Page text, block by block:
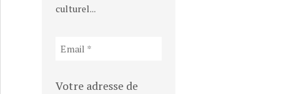
étages au-dessus des commerces
culturel...
Votre adresse de